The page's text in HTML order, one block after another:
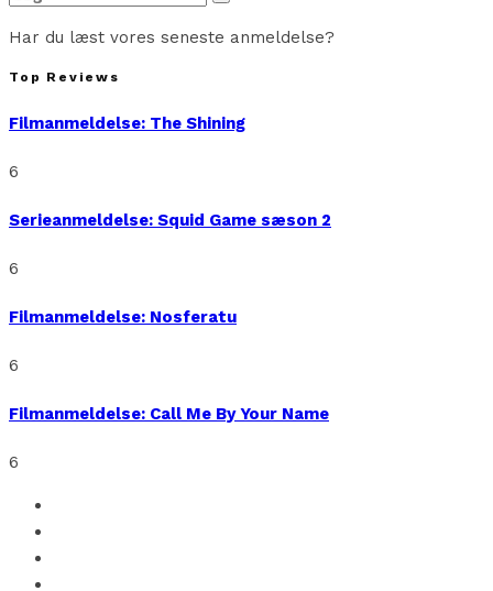
Har du læst vores seneste anmeldelse?
Top Reviews
Filmanmeldelse: The Shining
6
Serieanmeldelse: Squid Game sæson 2
6
Filmanmeldelse: Nosferatu
6
Filmanmeldelse: Call Me By Your Name
6